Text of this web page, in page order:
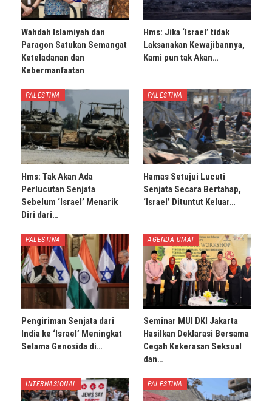
Wahdah Islamiyah dan
Paragon Satukan Semangat
Keteladanan dan
Kebermanfaatan
Hms: Jika ‘Israel’ tidak
Laksanakan Kewajibannya,
Kami pun tak Akan…
PALESTINA
Hms: Tak Akan Ada
Perlucutan Senjata
Sebelum ‘Israel’ Menarik
Diri dari…
PALESTINA
Hamas Setujui Lucuti
Senjata Secara Bertahap,
‘Israel’ Dituntut Keluar…
PALESTINA
Pengiriman Senjata dari
India ke ‘Israel’ Meningkat
Selama Genosida di…
AGENDA UMAT
Seminar MUI DKI Jakarta
Hasilkan Deklarasi Bersama
Cegah Kekerasan Seksual
dan…
INTERNASIONAL PALESTINA